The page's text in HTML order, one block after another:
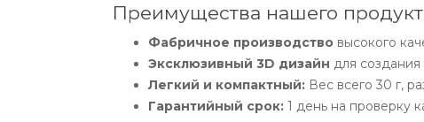
Преимущества нашего
Фабричное производство высокого
Эксклюзивный 3D дизайн для создания
Легкий и компактный: Вес всего 30 г,
Гарантийный срок: 1 день на проверку